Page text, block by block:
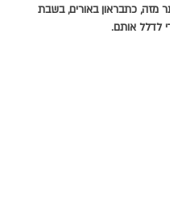
מזה, כתבראון באורים, בשבת
לדלל אותם.